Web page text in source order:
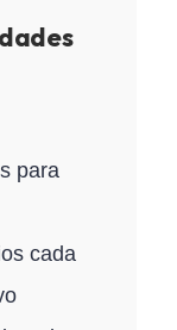
para
cada